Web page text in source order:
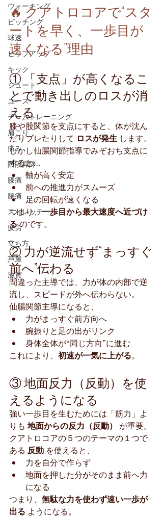
ウォーキング
ピッチング
球速
ヒップアップ
キック
シュート
ユース
チームトレーニング
肩こり
痛み
階段昇降
膝痛
腰痛
ストレッチ
疲労
立ち方
芦屋
滋賀
🔥 クアトロコアで“スタ
ートを早く、一歩目が
速くなる”理由
① 「支点」が高くなるこ
とで動き出しのロスが消
える
膝や股関節を支点にすると、体が沈ん
だりブレたりして ロスが発生 します。
しかし仙腸関節指導でみぞおち支点に
すると…
軸が高く安定
前への推進力がスムーズ
足の回転が速くなる
つまり、一歩目から最大速度へ近づけ
る のです。
② 力が逆流せず“まっすぐ
前へ”伝わる
間違った主導では、力が体の内部で逆
流し、スピードが外へ伝わらない。
仙腸関節主導になると、
力がまっすぐ前方向へ
腕振りと足の出がリンク
身体全体が“同じ方向”に進む
これにより、 初速が一気に上がる。
③ 地面反力（反動）を使
えるようになる
強い一歩目を生むためには「筋力」よ
りも 地面からの反力（反動）
が重要。
クアトロコアの５つのテーマの１つで
ある 反動 を使えると、
力を自分で作らず
地面を押した分がそのまま前へ力
になる
つまり、 無駄な力を使わず速い一歩が
出る ようになる。